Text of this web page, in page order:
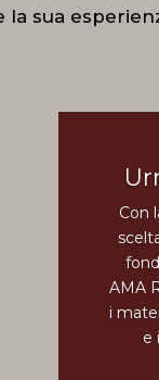
sua
Con
AMA
i
e